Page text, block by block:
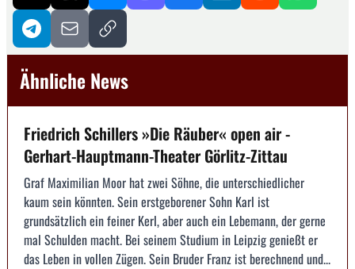
Ähnliche News
Friedrich Schillers »Die Räuber« open air -
Gerhart-Hauptmann-Theater Görlitz-Zittau
Graf Maximilian Moor hat zwei Söhne, die unterschiedlicher
kaum sein könnten. Sein erstgeborener Sohn Karl ist
grundsätzlich ein feiner Kerl, aber auch ein Lebemann, der gerne
mal Schulden macht. Bei seinem Studium in Leipzig genießt er
das Leben in vollen Zügen. Sein Bruder Franz ist berechnend und...